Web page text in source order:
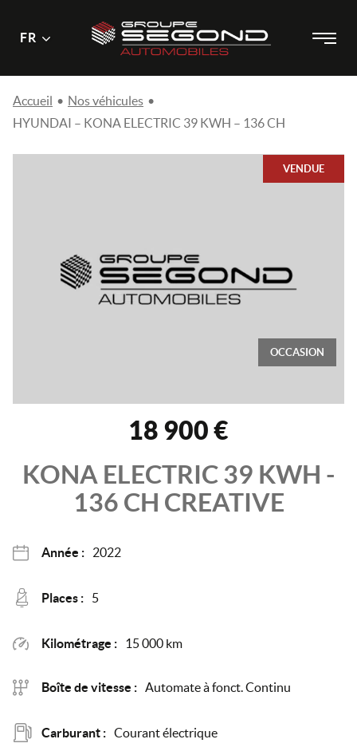
Passer
Menu
principal
Menu
FR
Accueil • Nos véhicules •
HYUNDAI – KONA ELECTRIC 39 KWH – 136 CH
OCCASION
VENDUE
18 900 €
KONA ELECTRIC39 KWH -
136 CH CREATIVE
Année : 2022
Places : 5
Kilométrage : 15 000 km
Boîte de vitesse : Automate à fonct. Continu
Carburant : Courant électrique